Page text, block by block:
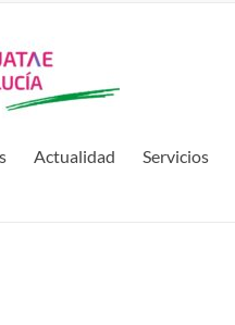
Actualidad Servicios